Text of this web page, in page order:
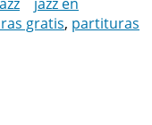
gratis, partituras